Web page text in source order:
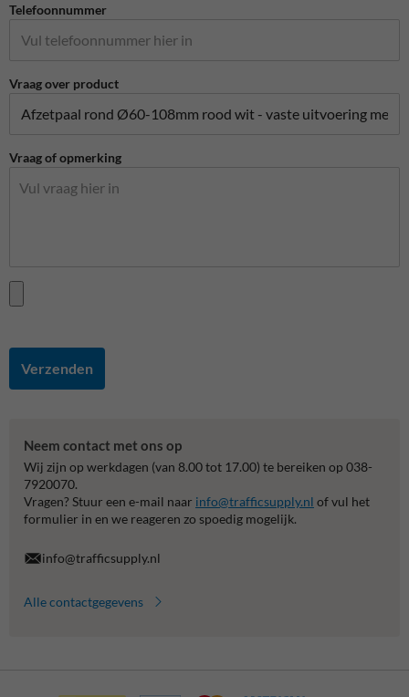
Telefoonnummer
Vraag over product
Vraag of opmerking
Verzenden
Neem contact met ons op
Wij zijn op werkdagen (van 8.00 tot 17.00) te bereiken op 038-
7920070.
Vragen? Stuur een e-mail naar info@trafficsupply.nl of vul het
formulier in en we reageren zo spoedig mogelijk.
info@trafficsupply.nl
Alle contactgegevens